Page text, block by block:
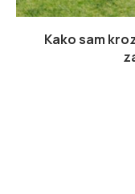
Kako sam